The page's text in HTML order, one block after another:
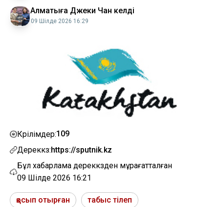
Алматыға Джеки Чан келді
09 Шілде 2026 16:29
Көрілімдер:109
Дереккөз:https://sputnik.kz
Бұл хабарлама дереккөзден мұрағатталған
09 Шілде 2026 16:21
қосып отырған табыс тілеп